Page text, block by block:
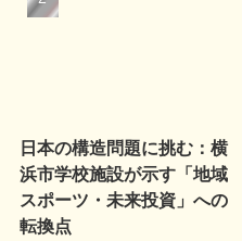
日本の構造問題に挑む：横
浜市学校施設が示す「地域
スポーツ・未来投資」への
転換点